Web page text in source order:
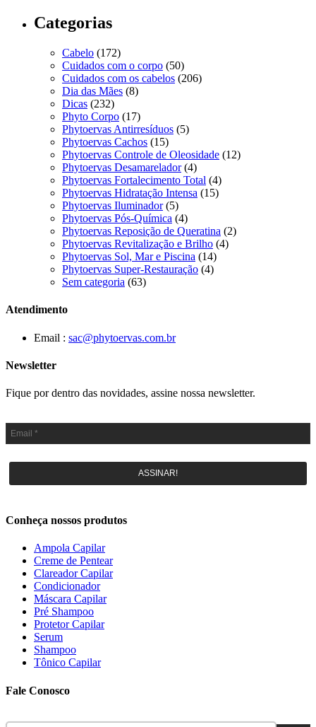
Categorias
Cabelo (172)
Cuidados com o corpo (50)
Cuidados com os cabelos (206)
Dia das Mães (8)
Dicas (232)
Phyto Corpo (17)
Phytoervas Antirresíduos (5)
Phytoervas Cachos (15)
Phytoervas Controle de Oleosidade (12)
Phytoervas Desamarelador(4)
Phytoervas Fortalecimento Total (4)
Phytoervas Hidratação Intensa (15)
Phytoervas Iluminador(5)
Phytoervas Pós-Química (4)
Phytoervas Reposição de Queratina (2)
Phytoervas Revitalização e Brilho (4)
Phytoervas Sol, Mar e Piscina (14)
Phytoervas Super-Restauração (4)
Sem categoria (63)
Atendimento
Email : sac@phytoervas.com.br
Newsletter
Fique por dentro das novidades, assine nossa newsletter.
ASSINAR!
Conheça nossos produtos
Ampola Capilar
Creme de Pentear
Clareador Capilar
Condicionador
Máscara Capilar
Pré Shampoo
Protetor Capilar
Serum
Shampoo
Tônico Capilar
Fale Conosco